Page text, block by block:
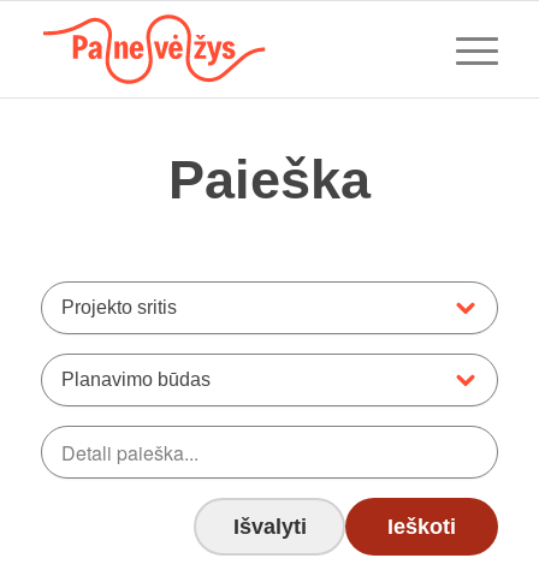
Paieška
Projekto sritis
Planavimo būdas
Išvalyti Ieškoti